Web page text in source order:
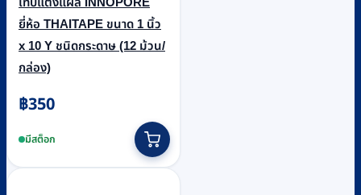
ยี่ห้อ THAITAPE ขนาด 1 นิ้ว
x 10 Y ชนิดกระดาษ (12 ม้วน/
กล่อง)
฿350
มีสต็อก